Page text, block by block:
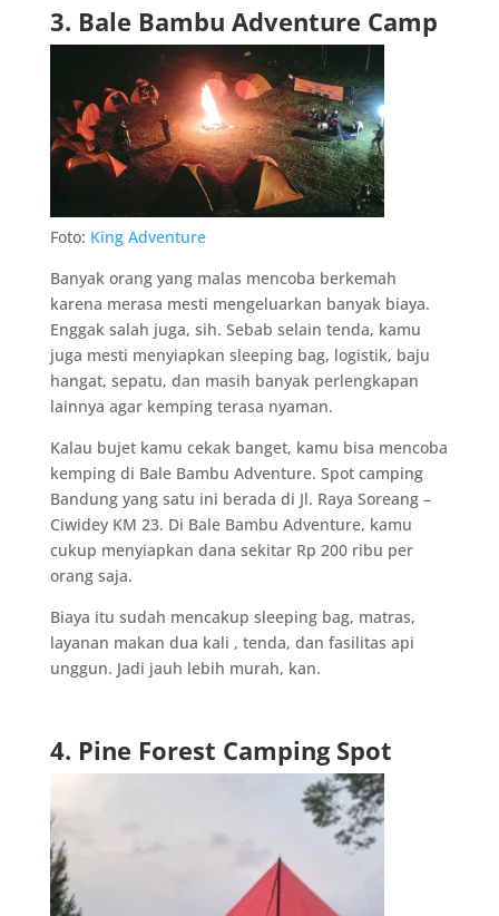
3. Bale Bambu Adventure Camp
Foto: King Adventure
Banyak orang yang malas mencoba berkemah
karena merasa mesti mengeluarkan banyak biaya.
Enggak salah juga, sih. Sebab selain tenda, kamu
juga mesti menyiapkan sleeping bag, logistik, baju
hangat, sepatu, dan masih banyak perlengkapan
lainnya agar kemping terasa nyaman.
Kalau bujet kamu cekak banget, kamu bisa mencoba
kemping di Bale Bambu Adventure. Spot camping
Bandung yang satu ini berada di Jl. Raya Soreang –
Ciwidey KM 23. Di Bale Bambu Adventure, kamu
cukup menyiapkan dana sekitar Rp 200 ribu per
orang saja.
Biaya itu sudah mencakup sleeping bag, matras,
layanan makan dua kali , tenda, dan fasilitas api
unggun. Jadi jauh lebih murah, kan.
4. Pine Forest Camping Spot